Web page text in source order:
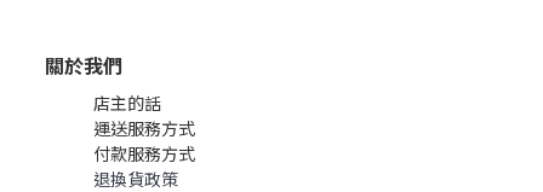
關於我們
店主的話
運送服務方式
付款服務方式
退換貨政策